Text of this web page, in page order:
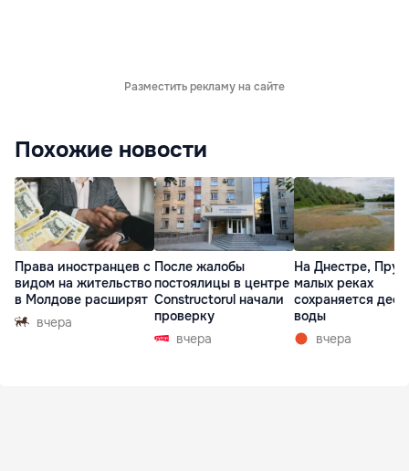
Разместить рекламу на сайте
Похожие новости
Права иностранцев с
видом на жительство
в Молдове расширят
вчера
После жалобы
постоялицы в центре
Constructorul начали
проверку
вчера
На Днестре,
малых реках
сохраняется
воды
вчера